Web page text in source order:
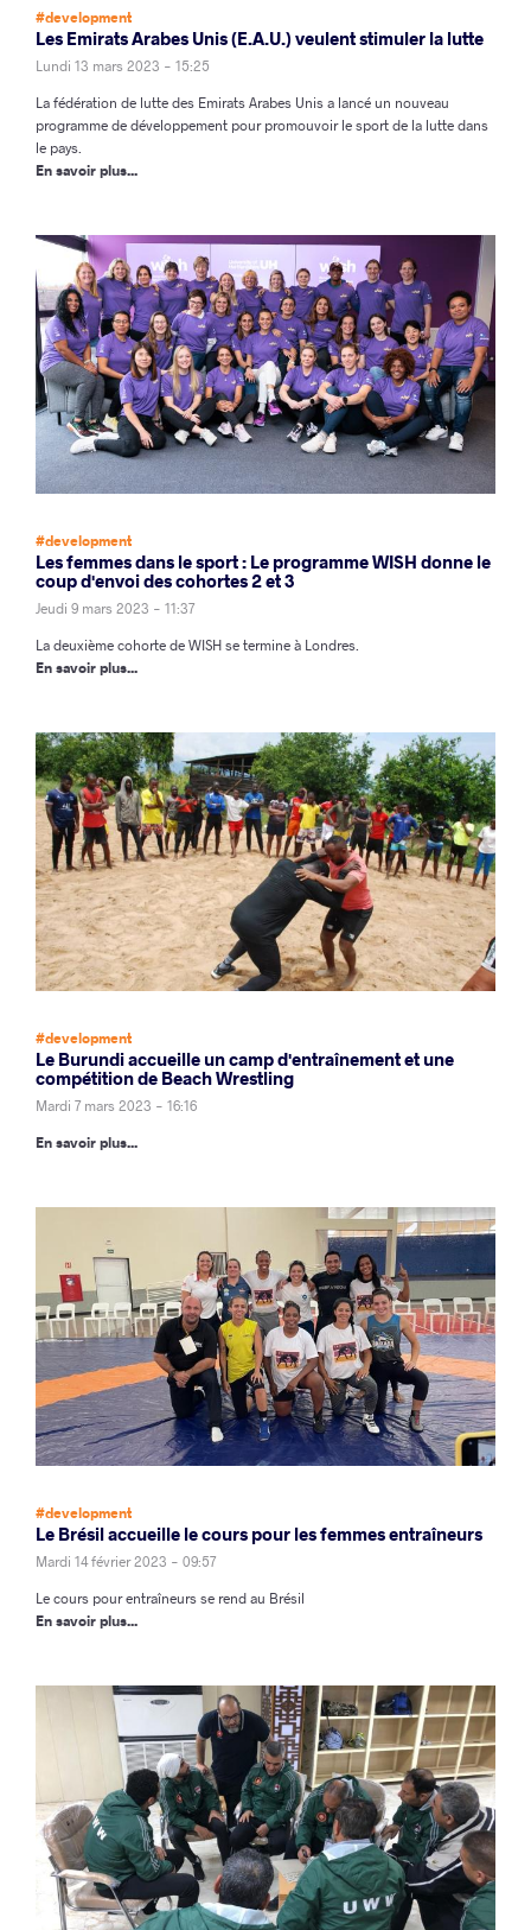
#development
Les Emirats Arabes Unis (E.A.U.) veulent stimuler la lutte
Lundi 13 mars 2023 - 15:25
La fédération de lutte des Emirats Arabes Unis a lancé un nouveau
programme de développement pour promouvoir le sport de la lutte dans
le pays.
En savoir plus...
#development
Les femmes dans le sport : Le programme WISH donne le
coup d'envoi des cohortes 2 et 3
Jeudi 9 mars 2023 - 11:37
La deuxième cohorte de WISH se termine à Londres.
En savoir plus...
#development
Le Burundi accueille un camp d'entraînement et une
compétition de Beach Wrestling
Mardi 7 mars 2023 - 16:16
En savoir plus...
#development
Le Brésil accueille le cours pour les femmes entraîneurs
Mardi 14 février 2023 - 09:57
Le cours pour entraîneurs se rend au Brésil
En savoir plus...